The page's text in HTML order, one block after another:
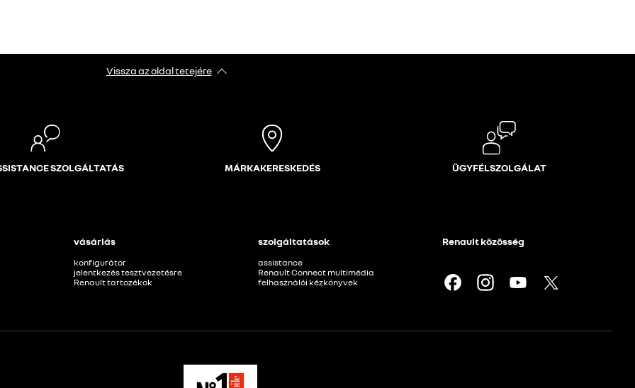
Vissza az oldal tetejére
SZOLGÁLTATÁS MÁRKAKERESKEDÉS ÜGYFÉLSZOLGÁLAT
vásárlás
konfigurátor
jelentkezés tesztvezetésre
Renault tartozékok
szolgáltatások
assistance
Renault Connect multimédia
felhasználói kézkönyvek
Renault közösség